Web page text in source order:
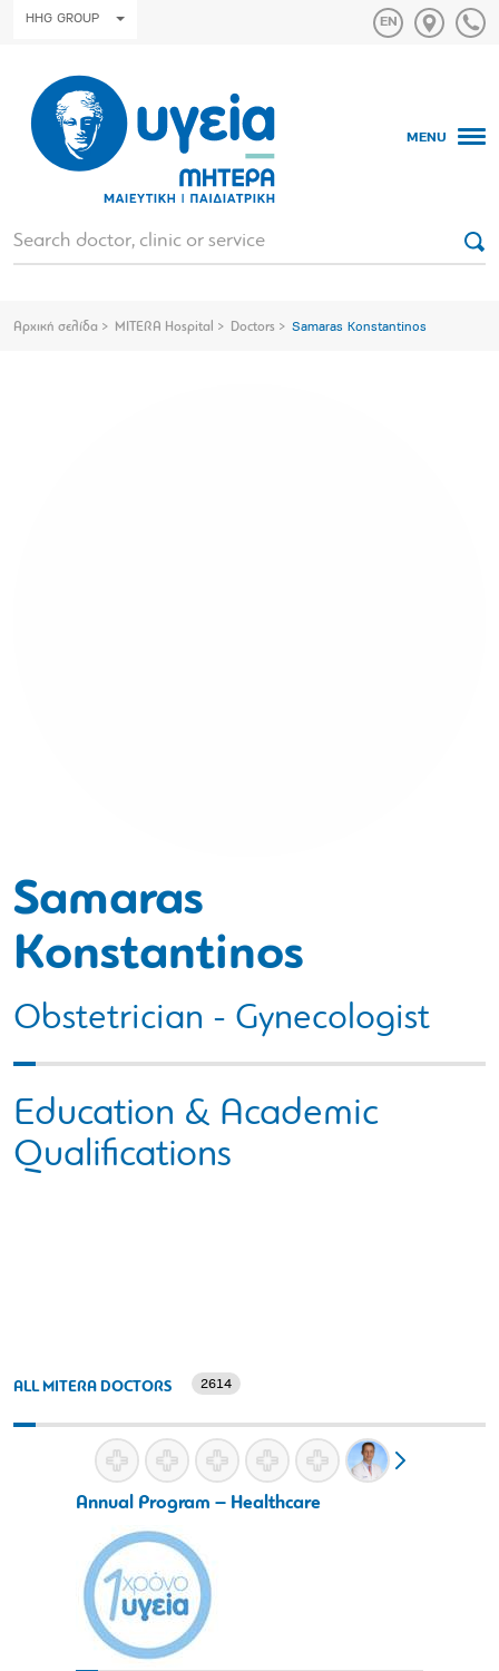
HHG GROUP
MENU
Αρχική σελίδα MITERA Hospital Doctors Samaras Konstantinos
Samaras
Konstantinos
Obstetrician - Gynecologist
Education & Academic
Qualifications
ALL MITERA DOCTORS 2614
Annual Program – Healthcare